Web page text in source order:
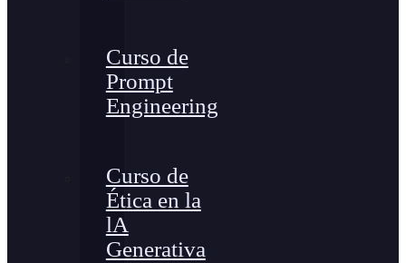
Curso de
Prompt
Engineering
Curso de
Ética en la
lA
Generativa